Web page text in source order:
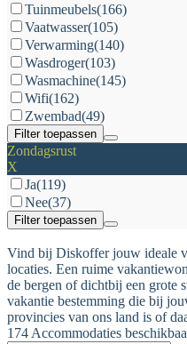
Tuinmeubels(166)
Vaatwasser(105)
Verwarming(140)
Wasdroger(103)
Wasmachine(145)
Wifi(162)
Zwembad(49)
Filter toepassen
Zondagsrust
X
Ja(119)
Nee(37)
Filter toepassen
Vind bij Diskoffer jouw ideale
locaties. Een ruime
de bergen of dichtbij een
vakantie bestemming die bij
provincies van ons land is of
174 Accommodaties